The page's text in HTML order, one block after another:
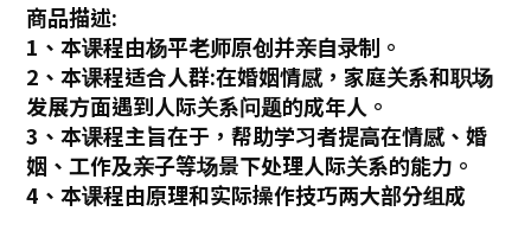
商品描述:
1、本课程由杨平老师原创并亲自录制。
2、本课程适合人群:在婚姻情感，家庭关系和职场
发展方面遇到人际关系问题的成年人。
3、本课程主旨在于，帮助学习者提高在情感、婚
姻、工作及亲子等场景下处理人际关系的能力。
4、本课程由原理和实际操作技巧两大部分组成